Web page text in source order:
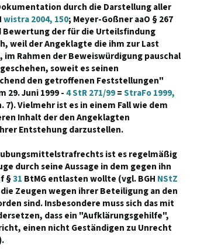
durch die Darstellung aller
wistra 2004, 150; Meyer-Goßner aaO § 267
Bewertung der für die Urteilsfindung
weil der Angeklagte die ihm zur Last
Rahmen der Beweiswürdigung pauschal
soweit es seinen
den getroffenen Feststellungen"
29. Juni 1999 -4 StR 271/99=StraFo 1999,
7). Vielmehr ist es in einem Fall wie dem
Inhalt der den Angeklagten
Entstehung darzustellen.
ist es regelmäßig
durch seine Aussage in dem gegen ihn
§31 BtMG entlasten wollte (vgl. BGH NStZ
Zeugen wegen ihrer Beteiligung an den
sind. Insbesondere muss sich das mit
dass ein "Aufklärungsgehilfe",
einen nicht Geständigen zu Unrecht